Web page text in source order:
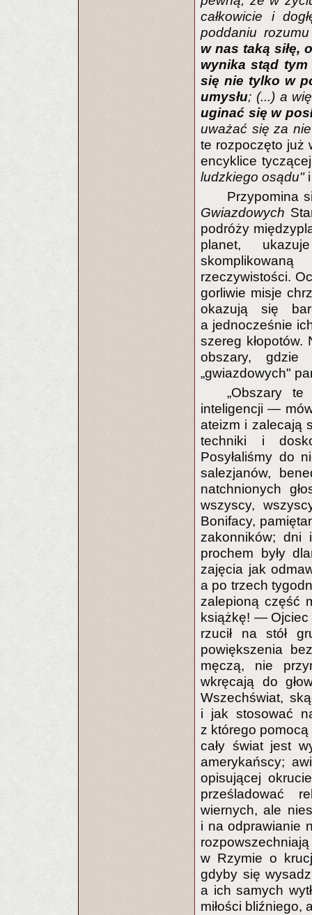
całkowicie i
poddaniu
w nas taką siłę,
wynika stąd
się nie tylko w
umysłu; (...) a
uginać się w
uważać się za
te rozpoczęto już
encyklice
ludzkiego osądu"
Przypomina
Gwiazdowych
podróży
planet,
rzeczywistości.
gorliwie misje
okazują się
a jednocześnie
szereg
obszary,
„gwiazdowych"
„Obszary te
inteligencji —
ateizm i zalecają
techniki i
Posyłaliśmy do
salezjanów,
natchnionych
wszyscy,
Bonifacy,
zakonników; dni
prochem były
zajęcia jak
a po trzech
zalepioną część
książkę! — Ojciec
rzucił na stół
powiększenia
męczą, nie
wkręcają do
Wszechświat,
i jak stosować
z którego
cały świat jest
amerykańscy;
opisującej
prześladować
wiernych, ale
i na odprawianie
w Rzymie o
gdyby się
a ich samych
miłości bliźniego,